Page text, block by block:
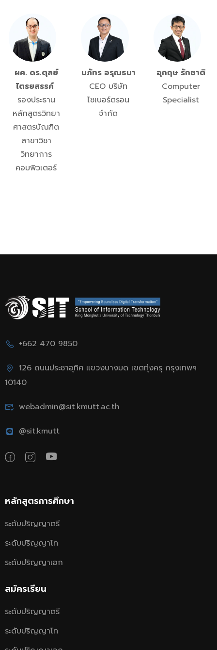
ผศ. ดร.ตุลย์
ไตรยสรรค์
รองประธาน
หลักสูตรวิทยา
ศาสตรบัณฑิต
สาขาวิชา
วิทยาการ
คอมพิวเตอร์
นภัทร อรุณธนา
CEO บริษัท
ไซเบอร์ตรอน
จำกัด
อุกฤษ รักชาติ
Computer
Specialist
+662 470 9850
126 ถนนประชาอุทิศ แขวงบางมด เขตทุ่งครุ กรุงเทพฯ
10140
webadmin@sit.kmutt.ac.th
@sit.kmutt
หลักสูตรการศึกษา
ระดับปริญญาตรี
ระดับปริญญาโท
ระดับปริญญาเอก
สมัครเรียน
ระดับปริญญาตรี
ระดับปริญญาโท